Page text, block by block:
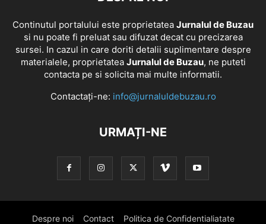
Continutul portalului este proprietatea Jurnalul de Buzau
si nu poate fi preluat sau difuzat decat cu precizarea
sursei. In cazul in care doriti detalii suplimentare despre
materialele, proprietatea Jurnalul de Buzau, ne puteti
contacta pe si solicita mai multe informatii.
Contactați-ne: info@jurnaluldebuzau.ro
URMAȚI-NE
Despre noi Contact Politica de Confidentialiatate